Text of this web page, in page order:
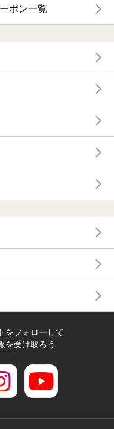
ポン一覧
をフォローして
を受け取ろう